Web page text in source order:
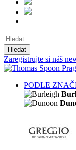
Hledat
Zaregistrujte si náš
PODLE